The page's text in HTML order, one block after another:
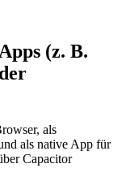
(z. B.
als
als native App für
Capacitor